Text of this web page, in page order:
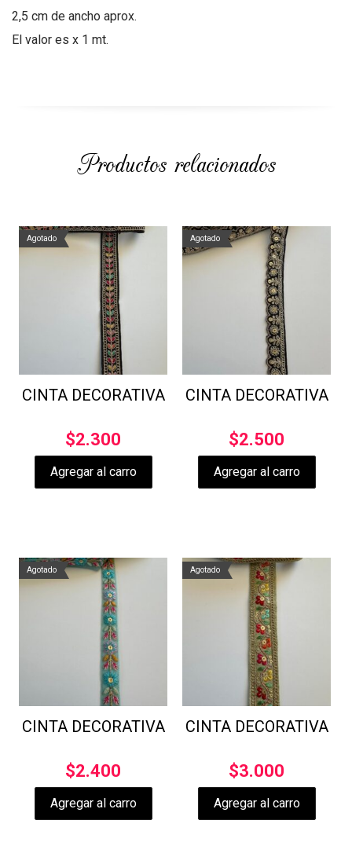
2,5 cm de ancho aprox.
El valor es x 1 mt.
Productos relacionados
Agotado
CINTA DECORATIVA
$2.300
Agregar al carro
Agotado
CINTA DECORATIVA
$2.500
Agregar al carro
Agotado
CINTA DECORATIVA
$2.400
Agregar al carro
Agotado
CINTA DECORATIVA
$3.000
Agregar al carro